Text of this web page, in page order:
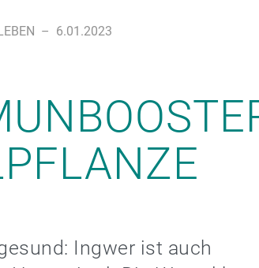
– 6.01.2023
Ingwer ist auch